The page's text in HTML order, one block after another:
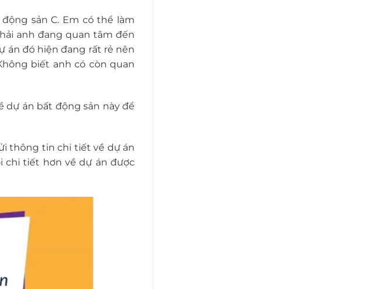
sản C. Em có thể làm
anh đang quan tâm đến
án đó hiện đang rất rẻ nên
biết anh có còn quan
dự án bất động sản này để
thông tin chi tiết về dự án
chi tiết hơn về dự án được